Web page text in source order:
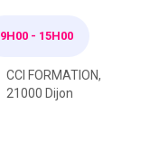
9H00 - 15H00
CCI FORMATION,
21000 Dijon